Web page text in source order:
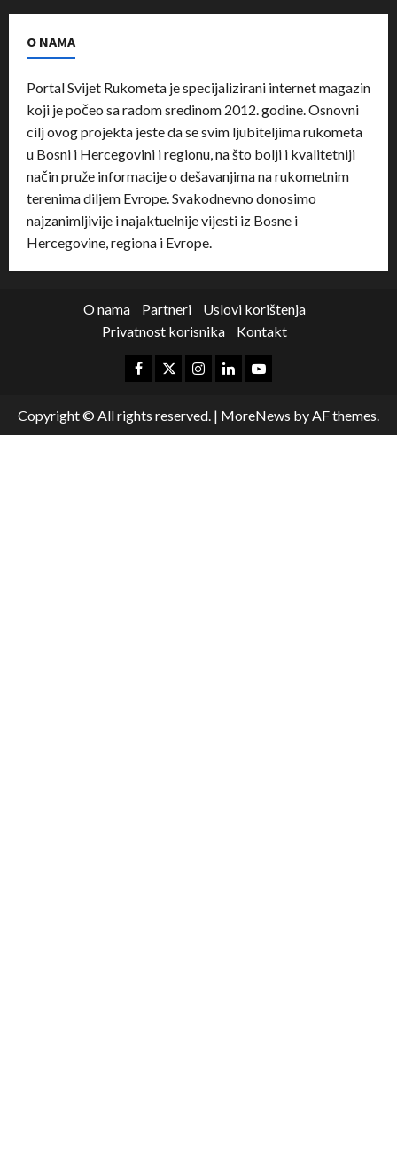
O NAMA
Portal Svijet Rukometa je specijalizirani internet magazin
koji je počeo sa radom sredinom 2012. godine. Osnovni
cilj ovog projekta jeste da se svim ljubiteljima rukometa
u Bosni i Hercegovini i regionu, na što bolji i kvalitetniji
način pruže informacije o dešavanjima na rukometnim
terenima diljem Evrope. Svakodnevno donosimo
najzanimljivije i najaktuelnije vijesti iz Bosne i
Hercegovine, regiona i Evrope.
O nama Partneri
Uslovi korištenja
Privatnost korisnika
Kontakt
Copyright © All rights reserved. | MoreNews by AF themes.